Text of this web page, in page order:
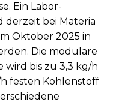
Ein Labor-
derzeit bei Materia
Oktober 2025 in
Die modulare
wird bis zu 3,3 kg/h
festen Kohlenstoff